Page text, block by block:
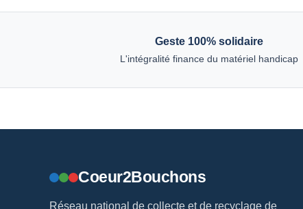
Geste 100% solidaire
L'intégralité finance du matériel handicap
Coeur2Bouchons
Réseau national de collecte et de recyclage de